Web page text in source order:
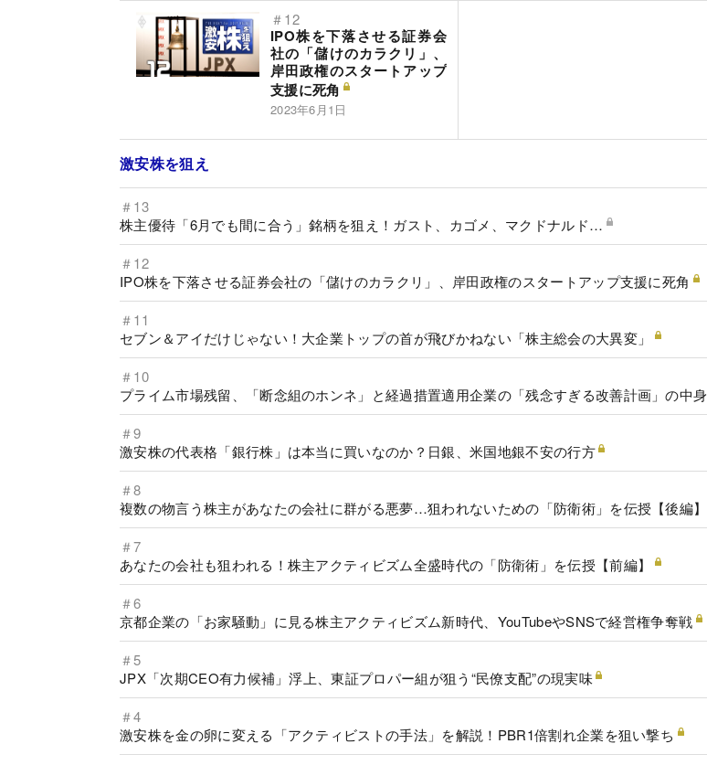
＃12
IPO株を下落させる証券会
社の「儲けのカラクリ」、
岸田政権のスタートアップ
支援に死角
2023年6月1日
激安株を狙え
＃13
株主優待「6月でも間に合う」銘柄を狙え！ガスト、カゴメ、マクドナルド…
＃12
IPO株を下落させる証券会社の「儲けのカラクリ」、岸田政権のスタートアップ支援に死角
＃11
セブン＆アイだけじゃない！大企業トップの首が飛びかねない「株主総会の大異変」
＃10
プライム市場残留、「断念組のホンネ」と経過措置適用企業の「残念すぎる改善計画」の中身
＃9
激安株の代表格「銀行株」は本当に買いなのか？日銀、米国地銀不安の行方
＃8
複数の物言う株主があなたの会社に群がる悪夢…狙われないための「防衛術」を伝授【後編】
＃7
あなたの会社も狙われる！株主アクティビズム全盛時代の「防衛術」を伝授【前編】
＃6
京都企業の「お家騒動」に見る株主アクティビズム新時代、YouTubeやSNSで経営権争奪戦
＃5
JPX「次期CEO有力候補」浮上、東証プロパー組が狙う“民僚支配”の現実味
＃4
激安株を金の卵に変える「アクティビストの手法」を解説！PBR1倍割れ企業を狙い撃ち